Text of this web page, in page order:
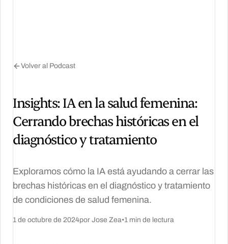
Volver al Podcast
Insights: IA en la salud femenina:
Cerrando brechas históricas en el
diagnóstico y tratamiento
Exploramos cómo la IA está ayudando a cerrar las
brechas históricas en el diagnóstico y tratamiento
de condiciones de salud femenina.
1 de octubre de 2024por Jose Zea•1 min de lectura